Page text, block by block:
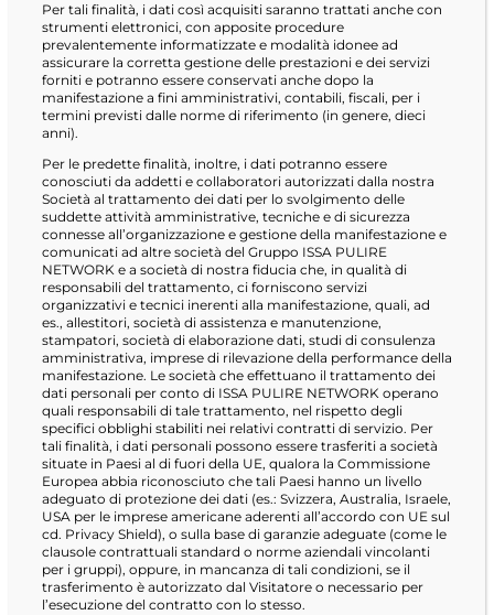
Per tali finalità, i dati così acquisiti saranno trattati anche con
strumenti elettronici, con apposite procedure
prevalentemente informatizzate e modalità idonee ad
assicurare la corretta gestione delle prestazioni e dei servizi
forniti e potranno essere conservati anche dopo la
manifestazione a fini amministrativi, contabili, fiscali, per i
termini previsti dalle norme di riferimento (in genere, dieci
anni).
Per le predette finalità, inoltre, i dati potranno essere
conosciuti da addetti e collaboratori autorizzati dalla nostra
Società al trattamento dei dati per lo svolgimento delle
suddette attività amministrative, tecniche e di sicurezza
connesse all’organizzazione e gestione della manifestazione e
comunicati ad altre società del Gruppo ISSA PULIRE
NETWORK e a società di nostra fiducia che, in qualità di
responsabili del trattamento, ci forniscono servizi
organizzativi e tecnici inerenti alla manifestazione, quali, ad
es., allestitori, società di assistenza e manutenzione,
stampatori, società di elaborazione dati, studi di consulenza
amministrativa, imprese di rilevazione della performance della
manifestazione. Le società che effettuano il trattamento dei
dati personali per conto di ISSA PULIRE NETWORK operano
quali responsabili di tale trattamento, nel rispetto degli
specifici obblighi stabiliti nei relativi contratti di servizio. Per
tali finalità, i dati personali possono essere trasferiti a società
situate in Paesi al di fuori della UE, qualora la Commissione
Europea abbia riconosciuto che tali Paesi hanno un livello
adeguato di protezione dei dati (es.: Svizzera, Australia, Israele,
USA per le imprese americane aderenti all’accordo con UE sul
cd. Privacy Shield), o sulla base di garanzie adeguate (come le
clausole contrattuali standard o norme aziendali vincolanti
per i gruppi), oppure, in mancanza di tali condizioni, se il
trasferimento è autorizzato dal Visitatore o necessario per
l’esecuzione del contratto con lo stesso.